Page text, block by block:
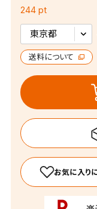
244 pt
送料について